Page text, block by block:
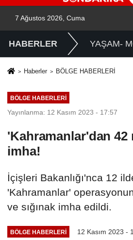
7 Ağustos 2026, Cuma
HABERLER YAŞAM-
Haberler BÖLGE HABERLERİ
BÖLGE HABERLERİ
Yayınlanma: 12 Kasım 2023 - 17:57
'Kahramanlar'dan 42
imha!
İçişleri Bakanlığı'nca 12
'Kahramanlar'
ve sığınak imha edildi.
BÖLGE HABERLERİ 12 Kasım 2023 -